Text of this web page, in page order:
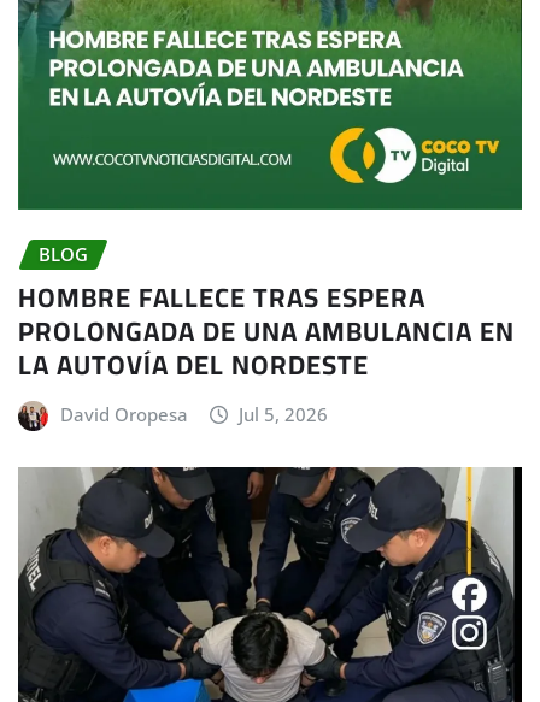
BLOG
HOMBRE FALLECE TRAS ESPERA
PROLONGADA DE UNA AMBULANCIA EN
LA AUTOVÍA DEL NORDESTE
David Oropesa Jul 5, 2026